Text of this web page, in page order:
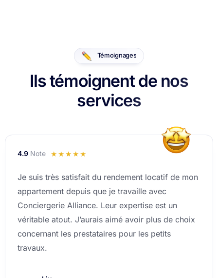
Témoignages
Ils témoignent de nos
services
4.9 Note ☆ ☆ ☆ ☆ ☆
sur
5
Je suis très satisfait du rendement locatif de mon
appartement depuis que je travaille avec
Conciergerie Alliance. Leur expertise est un
véritable atout. J’aurais aimé avoir plus de choix
concernant les prestataires pour les petits
travaux.